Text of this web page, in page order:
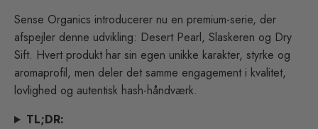
Sense Organics introducerer nu en premium-serie, der
afspejler denne udvikling: Desert Pearl, Slaskeren og Dry
Sift. Hvert produkt har sin egen unikke karakter, styrke og
aromaprofil, men deler det samme engagement i kvalitet,
lovlighed og autentisk hash-håndværk.
TL;DR: